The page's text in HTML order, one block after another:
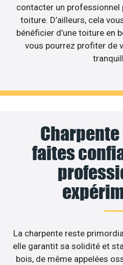
contacter un professionnel
toiture. D’ailleurs, cela
bénéficier d’une toiture en
vous pourrez profiter de
faites
La charpente reste
elle garantit sa solidité et
bois, de même appelées